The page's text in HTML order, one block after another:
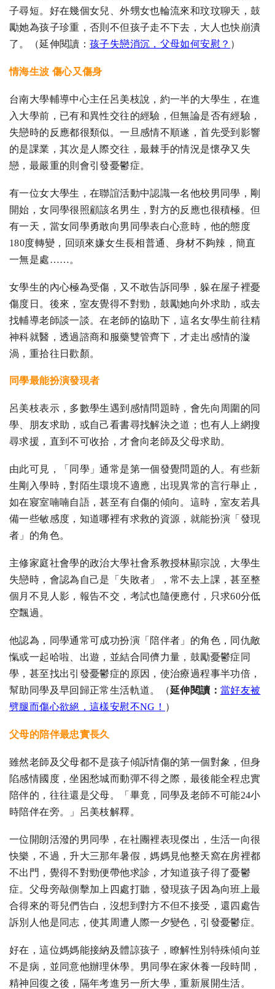
子尋短。好在幾個女兒、外甥女也輪流來和玟玟聊天，鼓
勵她為孩子珍重，否則不但孩子走不下去，大人也快崩潰
了。
（延伸閱讀： 孩子失戀消沉，父母如何安慰？ ）
情海生波 傷心又傷身
台南大學輔導中心主任呂美枝說，約一半的大學生，在進
入大學前，已有和異性交往的經驗，但無論是否有經驗，
失戀時的反應都很類似。一旦感情不順遂，首先受到影響
的是課業，其次是人際交往，最棘手的情況是懷孕又失
戀，最嚴重的則會引發憂鬱症。
有一位女大學生，在聯誼活動中認識一名他校男同學，剛
開始，女同學很照顧該名男生，對方的反應也很積極。但
有一天，當女同學勇敢向男同學表白心意時，他的態度
180度轉變，回頭來嫌女生長相普通、身材不夠辣，簡直
一無是處……。
女學生的內心極為受傷，又不敢告訴同學，躲在屋子裡憂
傷度日。後來，室友覺得不對勁，鼓勵她向外求助，或去
找輔導老師談一談。在老師的協助下，這名女學生前往精
神科就醫，透過諮商和服藥雙管齊下，才走出感情的漩
渦，重拾往日歡顏。
同學最能扮演發現者
呂美枝表示，多數學生遇到感情問題時，會先向周圍的同
學、朋友求助，或自己看書尋找解決之道；也有人上網搜
尋求援，直到不可收拾，才會向老師及父母求助。
由此可見，「同學」通常是第一個發覺問題的人。有些新
生剛入學時，對陌生環境不適應，出現異常的言行舉止，
如在寢室喃喃自語，甚至有自傷的傾向。這時，室友若具
備一些敏感度，知道哪裡有求救的資源，就能扮演「發現
者」的角色。
主修家庭社會學的政治大學社會系教授林顯宗說，大學生
失戀時，會認為自己是「失敗者」，常不去上課，甚至整
個月不見人影，報告不交，考試也隨便應付，只求60分低
空飄過。
他認為，同學通常可成功扮演「陪伴者」的角色，同仇敵
愾或一起哈啦、出遊，並結合同儕力量，鼓勵憂鬱症同
學，甚至找出引發憂鬱症的原因，使治療過程事半功倍，
幫助同學及早回歸正常生活軌道。
（延伸閱讀： 當好友被
劈腿而傷心欲絕，這樣安慰不NG！​ ）
父母的陪伴最忠實長久
雖然老師及父母都不是孩子傾訴情傷的第一個對象，但身
陷感情國度，坐困愁城而動彈不得之際，最後能全程忠實
陪伴的，往往還是父母。「畢竟，同學及老師不可能24小
時陪伴在旁。」呂美枝解釋。
一位開朗活潑的男同學，在社團裡表現傑出，生活一向很
快樂，不過，升大三那年暑假，媽媽見他整天窩在房裡都
不出門，覺得不對勁便帶他求診，才知道孩子得了憂鬱
症。父母旁敲側擊加上四處打聽，發現孩子因為向班上最
合得來的哥兒們告白，沒想到對方不但不接受，還四處告
訴別人他是同志，使其周遭人際一夕變色，引發憂鬱症。
好在，這位媽媽能接納及體諒孩子，瞭解性別特殊傾向並
不是病，並同意他辦理休學。男同學在家休養一段時間，
精神回復之後，隔年考進另一所大學，重新展開生活。